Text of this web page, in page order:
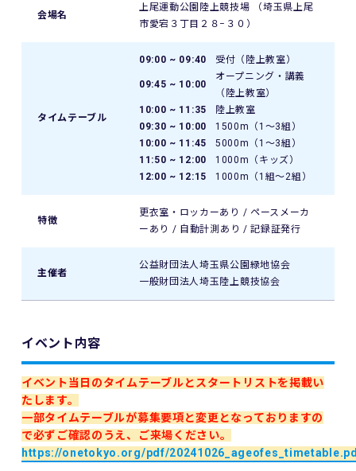
会場名
上尾運動公園陸上競技場 （埼玉県上尾
市愛宕３丁目２８−３０）
タイムテーブル
09:00 ~ 09:40 受付（陸上教室）
09:45 ~ 10:00
オープニング・講義
（陸上教室）
10:00 ~ 11:35
陸上教室
09:30 ~ 10:00
1500m（1～3組）
10:00 ~ 11:45
5000m（1～3組）
11:50 ~ 12:00
1000m（キッズ）
12:00 ~ 12:15
1000m（1組～2組）
特徴
更衣室・ロッカーあり / ペースメーカ
ーあり / 自動計測あり / 記録証発行
主催者
公益財団法人埼玉県公園緑地協会
一般財団法人埼玉陸上競技協会
イベント内容
イベント当日のタイムテーブルとスタートリストを掲載い
たします。
一部タイムテーブルが募集要項と変更となっておりますの
で必ずご確認のうえ、ご来場ください。
https://onetokyo.org/pdf/